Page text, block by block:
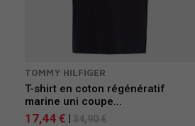
TOMMY HILFIGER
T-shirt en coton régénératif
marine uni coupe...
17,44 € | 34,90 €